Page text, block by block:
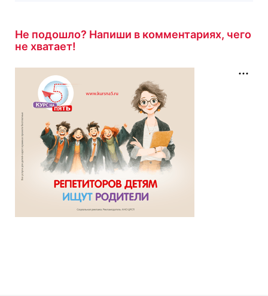
Не подошло? Напиши в комментариях, чего
не хватает!